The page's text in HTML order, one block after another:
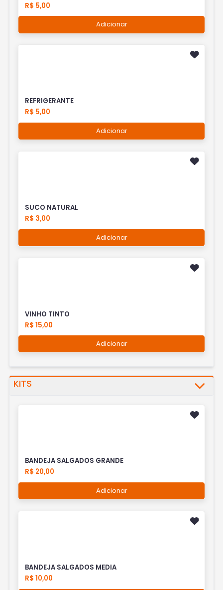
R$ 5,00
Adicionar
REFRIGERANTE
R$ 5,00
Adicionar
SUCO NATURAL
R$ 3,00
Adicionar
VINHO TINTO
R$ 15,00
Adicionar
KITS
BANDEJA SALGADOS GRANDE
R$ 20,00
Adicionar
BANDEJA SALGADOS MEDIA
R$ 10,00